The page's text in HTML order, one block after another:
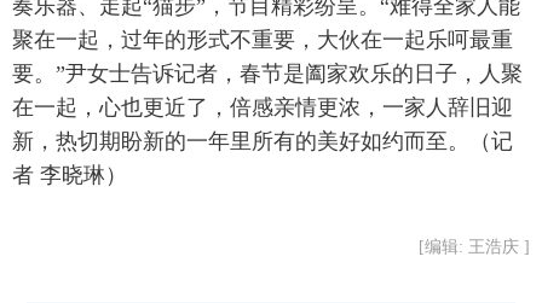
奏乐器、走起“猫步”，节目精彩纷呈。“难得全家人能
聚在一起，过年的形式不重要，大伙在一起乐呵最重
要。”尹女士告诉记者，春节是阖家欢乐的日子，人聚
在一起，心也更近了，倍感亲情更浓，一家人辞旧迎
新，热切期盼新的一年里所有的美好如约而至。（记
者 李晓琳）
[编辑: 王浩庆 ]